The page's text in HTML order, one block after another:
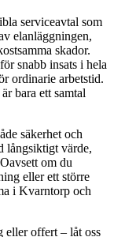
serviceavtal som
elanläggningen,
skador.
snabb insats i hela
ordinarie arbetstid.
bara ett samtal
säkerhet och
långsiktigt värde,
om du
eller ett större
i Kvarntorp och
eller offert – låt oss